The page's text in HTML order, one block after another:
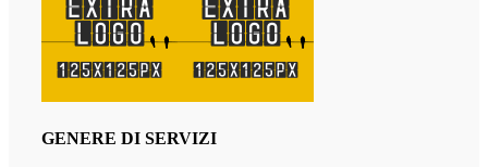
GENERE DI SERVIZI